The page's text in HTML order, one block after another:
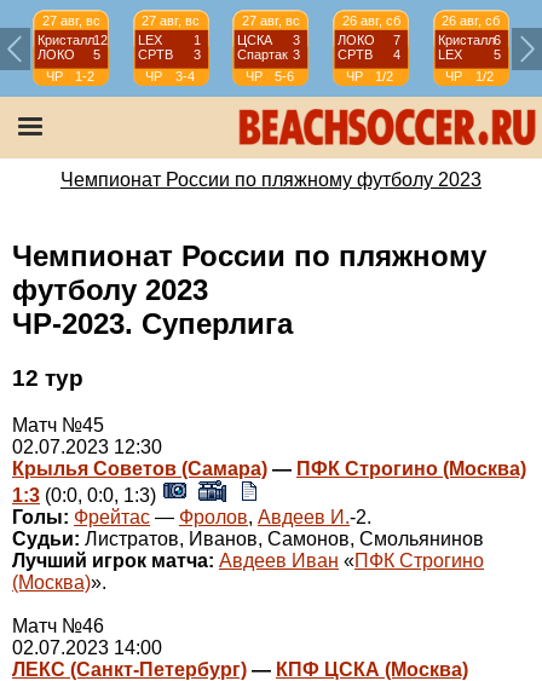
27 авг, вс
Кристалл12
ЛОКО
5
ЧР
1-2
27 авг, вс
LEX
1
СРТВ
3
ЧР
3-4
27 авг, вс
ЦСКА
3
Спартак 3
ЧР
5-6
26 авг, сб
ЛОКО
7
СРТВ
4
ЧР
1/2
26 авг, сб
Кристалл6
LEX
5
ЧР
1/2
Чемпионат России по пляжному футболу 2023
Чемпионат России по пляжному
футболу 2023
ЧР-2023. Суперлига
12 тур
Матч №45
02.07.2023 12:30
Крылья Советов (Самара) — ПФК Строгино (Москва)
1:3 (0:0, 0:0, 1:3)
Голы: Фрейтас — Фролов, Авдеев И.-2.
Судьи: Листратов, Иванов, Самонов, Смольянинов
Лучший игрок матча: Авдеев Иван «ПФК Строгино
(Москва)».
Матч №46
02.07.2023 14:00
ЛЕКС (Санкт-Петербург) — КПФ ЦСКА (Москва)